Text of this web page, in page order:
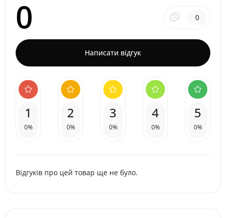
0 0
Написати відгук
1
0%
2
0%
3
0%
4
0%
5
0%
Відгуків про цей товар ще не було.